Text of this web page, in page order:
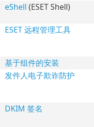
eShell (ESET Shell)
ESET 远程管理工具
基于组件的安装
发件人电子欺诈防护
DKIM 签名